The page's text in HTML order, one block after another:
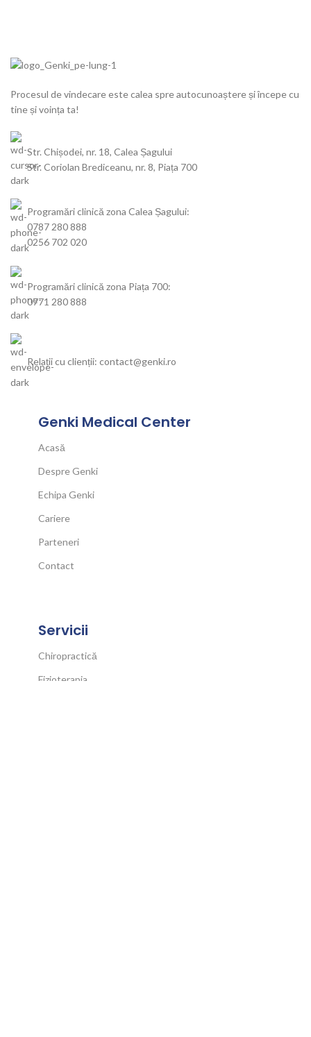
Procesul de vindecare este calea spre autocunoaștere și începe cu
tine și voința ta!
Str. Chișodei, nr. 18, Calea Șagului
Str. Coriolan Brediceanu, nr. 8, Piața 700
Programări clinică zona Calea Șagului:
0787 280 888
0256 702 020
Programări clinică zona Piața 700:
0771 280 888
Relații cu clienții: contact@genki.ro
Genki Medical Center
Acasă
Despre Genki
Echipa Genki
Cariere
Parteneri
Contact
Servicii
Chiropractică
Fizioterapia